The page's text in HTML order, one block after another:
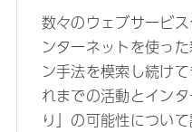
数々のウェブサービ
ンターネットを使っ
ン手法を模索し続け
れまでの活動とイン
り」の可能性について